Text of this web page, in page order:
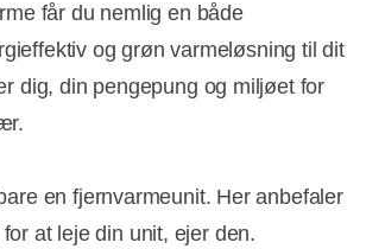
får du nemlig en både
og grøn varmeløsning til dit
dig, din pengepung og miljøet for
en fjernvarmeunit. Her anbefaler
at leje din unit, ejer den.